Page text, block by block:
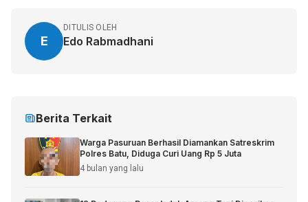
E
DITULIS OLEH
Edo Rabmadhani
Berita Terkait
Warga Pasuruan Berhasil Diamankan Satreskrim
Polres Batu, Diduga Curi Uang Rp 5 Juta
4 bulan yang lalu